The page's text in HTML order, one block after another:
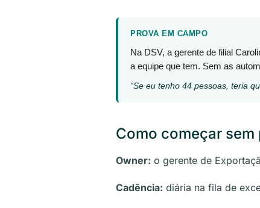
PROVA EM CAMPO
Na DSV, a gerente de filial
a equipe que tem. Sem as
“Se eu tenho 44 pessoas, teria
Como começar
Owner: o gerente de
Cadência: diária na fila de